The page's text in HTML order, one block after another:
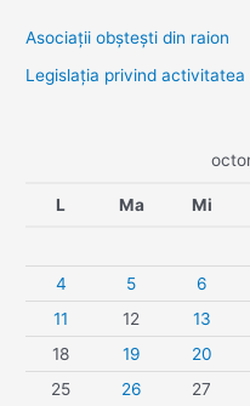
Asociaţii obşteşti din raion
Legislaţia privind
L Ma Mi
4
5 6
11
12 13
18
19 20
25
26 27